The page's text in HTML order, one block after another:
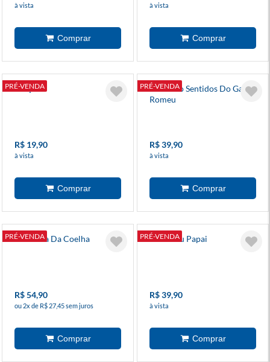
à vista à vista
PRÉ-VENDA
Adição
R$ 19,90
à vista
PRÉ-VENDA
Os Cinco Sentidos Do Gato
Romeu
R$ 39,90
à vista
PRÉ-VENDA
A Soneca Da Coelha
R$ 54,90
ou 2x de R$ 27,45 sem juros
PRÉ-VENDA
Eu E Meu Papai
R$ 39,90
à vista